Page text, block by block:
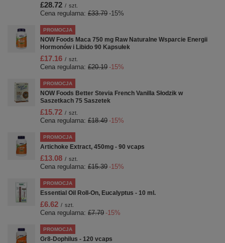
£28.72 / szt.
Cena regularna: £33.79 -15%
PROMOCJA
NOW Foods Maca 750 mg Raw Naturalne Wsparcie Energii
Hormonów i Libido 90 Kapsułek
£17.16 / szt.
Cena regularna: £20.19 -15%
PROMOCJA
NOW Foods Better Stevia French Vanilla Słodzik w
Saszetkach 75 Saszetek
£15.72 / szt.
Cena regularna: £18.49 -15%
PROMOCJA
Artichoke Extract, 450mg - 90 vcaps
£13.08 / szt.
Cena regularna: £15.39 -15%
PROMOCJA
Essential Oil Roll-On, Eucalyptus - 10 ml.
£6.62 / szt.
Cena regularna: £7.79 -15%
PROMOCJA
Gr8-Dophilus - 120 vcaps